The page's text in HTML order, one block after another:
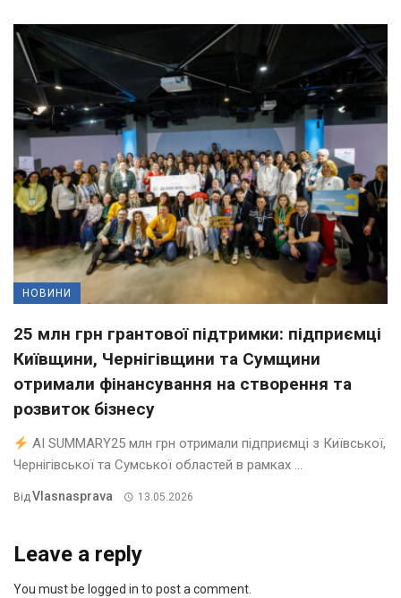
НОВИНИ
25 млн грн грантової підтримки: підприємці
Київщини, Чернігівщини та Сумщини
отримали фінансування на створення та
розвиток бізнесу
AI SUMMARY25 млн грн отримали підприємці з Київської,
Чернігівської та Сумської областей в рамках ...
ВідVlasnasprava 13.05.2026
Leave a reply
You must be logged in to post a comment.